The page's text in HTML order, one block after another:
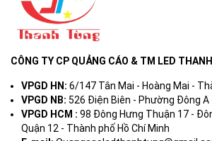
CÔNG TY CP QUẢNG CÁO & TM LED
VPGD HN: 6/147 Tân Mai - Hoàng Mai -
VPGD NB: 526 Điện Biên - Phường Đông A
VPGD HCM : 98 Đông Hưng Thuận 17 -
Quận 12 - Thành phố Hồ Chí Minh